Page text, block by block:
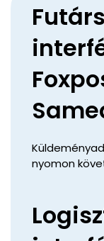
nyomon